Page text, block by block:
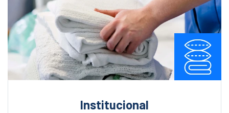
Institucional